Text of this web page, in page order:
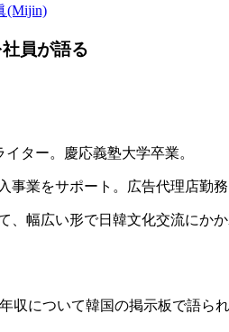
(Mijin)
員が語る
ター。慶応義塾大学卒業。
事業をサポート。広告代理店勤
幅広い形で日韓文化交流にかか
収について韓国の掲示板で語ら